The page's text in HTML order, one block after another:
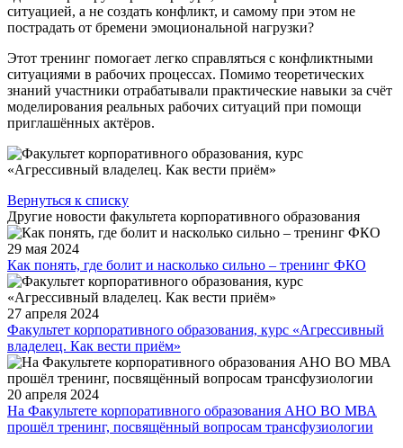
ситуацией, а не создать конфликт, и самому при этом не
пострадать от бремени эмоциональной нагрузки?
Этот тренинг помогает легко справляться с конфликтными
ситуациями в рабочих процессах. Помимо теоретических
знаний участники отрабатывали практические навыки за счёт
моделирования реальных рабочих ситуаций при помощи
приглашённых актёров.
Вернуться к списку
Другие новости факультета корпоративного образования
29 мая 2024
Как понять, где болит и насколько сильно – тренинг ФКО
27 апреля 2024
Факультет корпоративного образования, курс «Агрессивный
владелец. Как вести приём»
20 апреля 2024
На Факультете корпоративного образования АНО ВО МВА
прошёл тренинг, посвящённый вопросам трансфузиологии